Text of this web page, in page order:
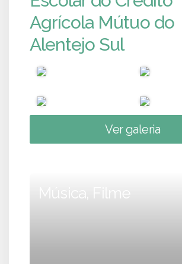
Agrícola Mútuo do
Alentejo Sul
Ver galeria
Música, Filme